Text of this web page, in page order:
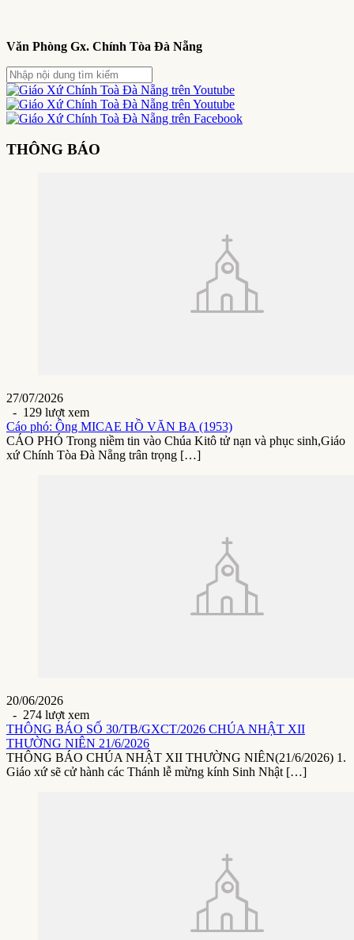
Văn Phòng Gx. Chính Tòa Đà Nẵng
THÔNG BÁO
27/07/2026
- 129 lượt xem
Cáo phó: Ông MICAE HỒ VĂN BA (1953)
CÁO PHÓ Trong niềm tin vào Chúa Kitô tử nạn và phục sinh,Giáo
xứ Chính Tòa Đà Nẵng trân trọng […]
20/06/2026
- 274 lượt xem
THÔNG BÁO SỐ 30/TB/GXCT/2026 CHÚA NHẬT XII
THƯỜNG NIÊN 21/6/2026
THÔNG BÁO CHÚA NHẬT XII THƯỜNG NIÊN(21/6/2026) 1.
Giáo xứ sẽ cử hành các Thánh lễ mừng kính Sinh Nhật […]